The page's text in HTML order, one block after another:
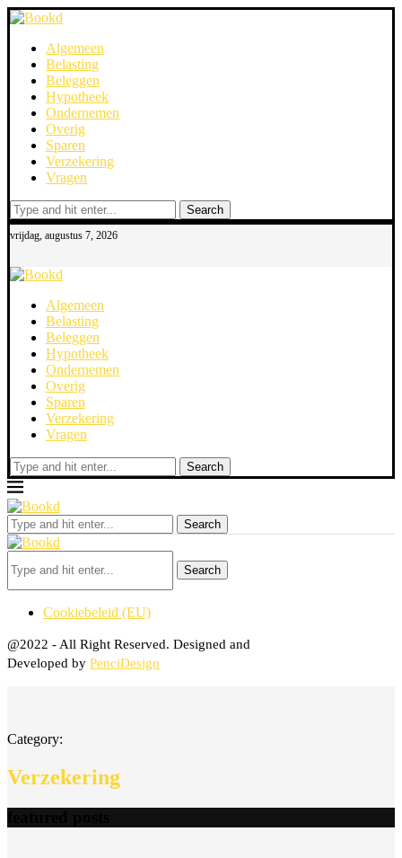
Algemeen
Belasting
Beleggen
Hypotheek
Ondernemen
Overig
Sparen
Verzekering
Vragen
Search
vrijdag, augustus 7, 2026
Algemeen
Belasting
Beleggen
Hypotheek
Ondernemen
Overig
Sparen
Verzekering
Vragen
Search
Search
Search
Cookiebeleid (EU)
@2022 - All Right Reserved. Designed and
Developed by PenciDesign
Category:
Verzekering